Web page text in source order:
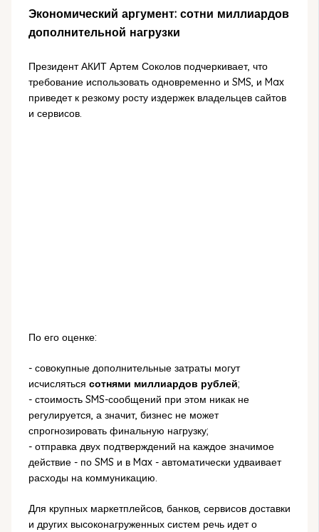
Экономический аргумент: сотни миллиардов
дополнительной нагрузки
Президент АКИТ Артем Соколов подчеркивает, что
требование использовать одновременно и SMS, и Max
приведет к резкому росту издержек владельцев сайтов
и сервисов.
По его оценке:
- совокупные дополнительные затраты могут
исчисляться сотнями миллиардов рублей;
- стоимость SMS-сообщений при этом никак не
регулируется, а значит, бизнес не может
спрогнозировать финальную нагрузку;
- отправка двух подтверждений на каждое значимое
действие - по SMS и в Max - автоматически удваивает
расходы на коммуникацию.
Для крупных маркетплейсов, банков, сервисов доставки
и других высоконагруженных систем речь идет о